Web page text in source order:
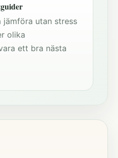
utan stress
olika
ett bra nästa